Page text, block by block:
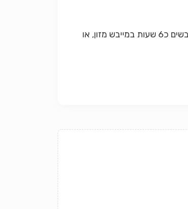
1. משרים במים את הכוסמת ל- 24 שעות, מסננים ומשאירים אותם במסננת להנבטת נבטוטים. מפזרים על מגש היבוש ומייבשים כ6 שעות במייבש מזון, או